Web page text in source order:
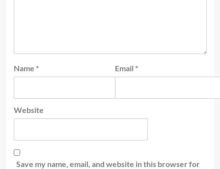
Name * Email *
Website
Save my name, email, and website in this browser for